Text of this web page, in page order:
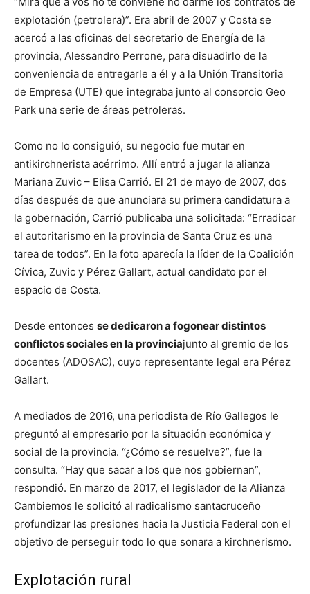
explotación (petrolera)”. Era abril de 2007 y Costa se
acercó a las oficinas del secretario de Energía de la
provincia, Alessandro Perrone, para disuadirlo de la
conveniencia de entregarle a él y a la Unión Transitoria
de Empresa (UTE) que integraba junto al consorcio Geo
Park una serie de áreas petroleras.
Como no lo consiguió, su negocio fue mutar en
antikirchnerista acérrimo. Allí entró a jugar la alianza
Mariana Zuvic – Elisa Carrió. El 21 de mayo de 2007, dos
días después de que anunciara su primera candidatura a
la gobernación, Carrió publicaba una solicitada: “Erradicar
el autoritarismo en la provincia de Santa Cruz es una
tarea de todos”. En la foto aparecía la líder de la Coalición
Cívica, Zuvic y Pérez Gallart, actual candidato por el
espacio de Costa.
Desde entonces se dedicaron a fogonear distintos
conflictos sociales en la provinciajunto al gremio de los
docentes (ADOSAC), cuyo representante legal era Pérez
Gallart.
A mediados de 2016, una periodista de Río Gallegos le
preguntó al empresario por la situación económica y
social de la provincia. “¿Cómo se resuelve?”, fue la
consulta. “Hay que sacar a los que nos gobiernan”,
respondió. En marzo de 2017, el legislador de la Alianza
Cambiemos le solicitó al radicalismo santacruceño
profundizar las presiones hacia la Justicia Federal con el
objetivo de perseguir todo lo que sonara a kirchnerismo.
Explotación rural